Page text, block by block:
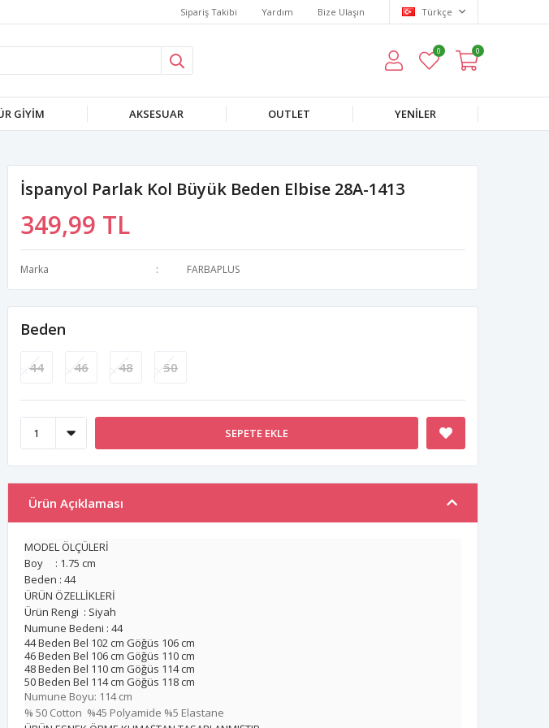
Sipariş Takibi Yardım Bize Ulaşın Türkçe
0 0
GIYIM AKSESUAR OUTLET YENILER
İspanyol Parlak Kol Büyük Beden Elbise 28A-1413
349,99 TL
Marka FARBAPLUS
Beden
44 46 48 50
SEPETE EKLE
Ürün Açıklaması
MODEL ÖLÇÜLERİ
Boy : 1.75 cm
Beden : 44
ÜRÜN ÖZELLİKLERİ
Ürün Rengi : Siyah
Numune Bedeni : 44
44 Beden Bel 102 cm Göğüs 106 cm
46 Beden Bel 106 cm Göğüs 110 cm
48 Beden Bel 110 cm Göğüs 114 cm
50 Beden Bel 114 cm Göğüs 118 cm
Numune Boyu: 114 cm
% 50 Cotton %45 Polyamide %5 Elastane